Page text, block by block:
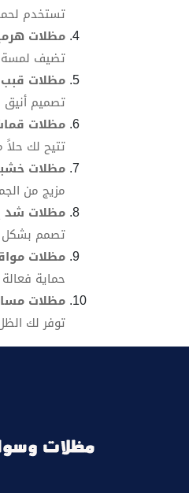
تستخدم
مظلات
تضيف لمسة
مظلات
تصميم أنيق
مظلات
تتيح لك
مظلات
مزيج من
مظلات شد
تصمم بشكل
مظلات
حماية
مظلات
توفر لك